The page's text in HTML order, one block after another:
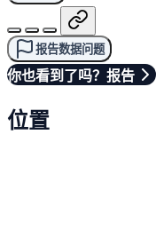
报告数据问题
你也看到了吗？报告
位置